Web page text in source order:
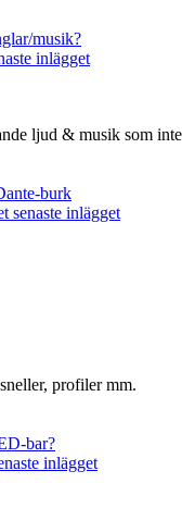
musik?
inlägget
ljud & musik som
burk
senaste inlägget
profiler mm.
bar?
inlägget